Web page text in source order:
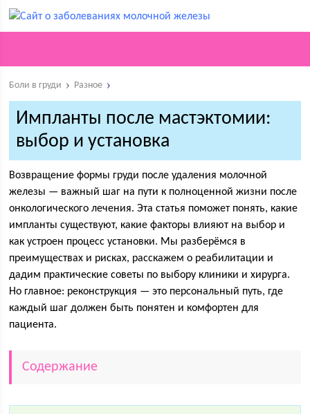
Боли в груди Разное
Импланты после мастэктомии:
выбор и установка
Возвращение формы груди после удаления молочной
железы — важный шаг на пути к полноценной жизни после
онкологического лечения. Эта статья поможет понять, какие
импланты существуют, какие факторы влияют на выбор и
как устроен процесс установки. Мы разберёмся в
преимуществах и рисках, расскажем о реабилитации и
дадим практические советы по выбору клиники и хирурга.
Но главное: реконструкция — это персональный путь, где
каждый шаг должен быть понятен и комфортен для
пациента.
Содержание